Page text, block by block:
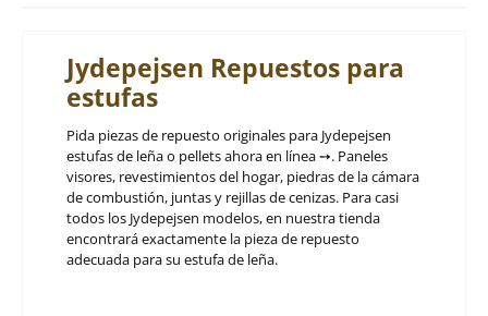
Jydepejsen Repuestos para
estufas
Pida piezas de repuesto originales para Jydepejsen
estufas de leña o pellets ahora en línea ➙. Paneles
visores, revestimientos del hogar, piedras de la cámara
de combustión, juntas y rejillas de cenizas. Para casi
todos los Jydepejsen modelos, en nuestra tienda
encontrará exactamente la pieza de repuesto
adecuada para su estufa de leña.